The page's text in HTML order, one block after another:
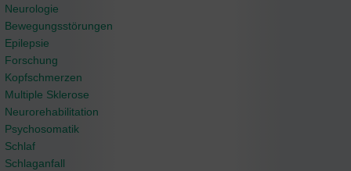
Neurologie
Bewegungsstörungen
Epilepsie
Forschung
Kopfschmerzen
Multiple Sklerose
Neurorehabilitation
Psychosomatik
Schlaf
Schlaganfall